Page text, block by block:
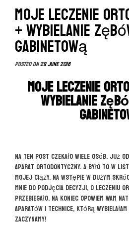
Moje leczenie
+ wybielanie
gabinetową
Posted on29 June 2018
Moje leczenie
wybielanie
Na ten post czekało wiele osób. Już od
aparat ortodontyczny. A było to w
mojej ciąży. Na wstępie w dużym
mnie do podjęcia decyzji, o leczeniu
przebiegało. Na koniec opowiem Wam
aparatów i technice, którą
Zaczynamy!